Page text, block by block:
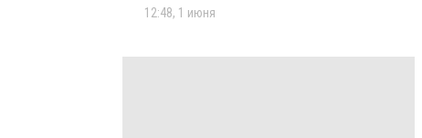
12:48, 1 июня